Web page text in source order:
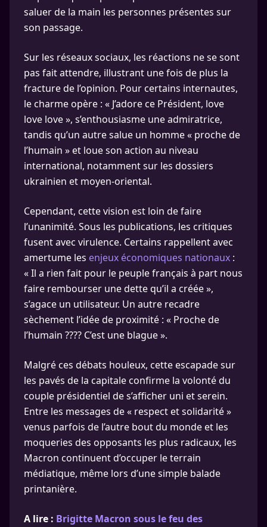
saluer de la main les personnes présentes sur
son passage.
Sur les réseaux sociaux, les réactions ne se sont
pas fait attendre, illustrant une fois de plus la
fracture de l’opinion. Pour certains internautes,
le charme opère : « J’adore ce Président, love
love love », s’enthousiasme une admiratrice,
tandis qu’un autre salue un homme « proche de
l’humain » et loue son action au niveau
international, notamment sur les dossiers
ukrainien et moyen-oriental.
Cependant, cette vision est loin de faire
l’unanimité. Sous les publications, les critiques
fusent avec virulence. Certains rappellent avec
amertume les enjeux économiques nationaux :
« Il a rien fait pour le peuple français à part nous
faire rembourser une dette qu’il a créée »,
s’agace un utilisateur. Un autre recadre
sèchement l’idée de proximité : « Proche de
l’humain ???? C’est une blague ».
Malgré ces débats houleux, cette escapade sur
les pavés de la capitale confirme la volonté du
couple présidentiel de s’afficher uni et serein.
Entre les messages de « respect et solidarité »
venus parfois de l’autre bout du monde et les
moqueries des opposants les plus radicaux, les
Macron continuent d’occuper le terrain
médiatique, même lors d’une simple balade
printanière.
A lire : Brigitte Macron sous le feu des